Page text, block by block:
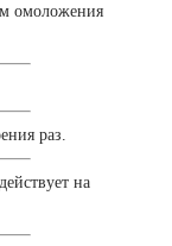
омоложения
раз.
на